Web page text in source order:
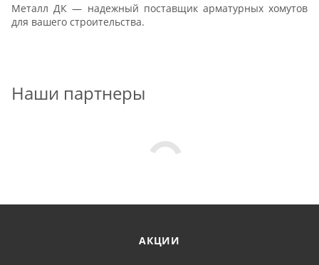
Металл ДК — надежный поставщик арматурных хомутов
для вашего строительства.
Наши партнеры
АКЦИИ